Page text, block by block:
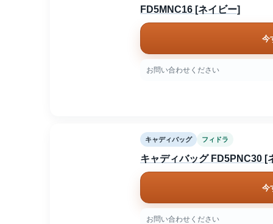
FD5MNC16 [ネイビー]
今
お問い合わせください
キャディバッグ フィドラ
キャディバッグ FD5PNC30 [
今
お問い合わせください